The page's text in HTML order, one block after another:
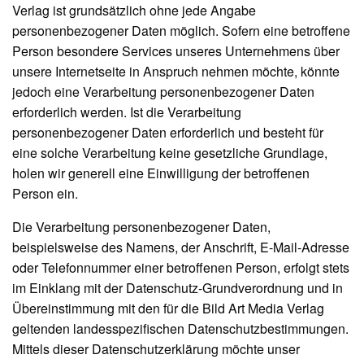
Verlag ist grundsätzlich ohne jede Angabe
personenbezogener Daten möglich. Sofern eine betroffene
Person besondere Services unseres Unternehmens über
unsere Internetseite in Anspruch nehmen möchte, könnte
jedoch eine Verarbeitung personenbezogener Daten
erforderlich werden. Ist die Verarbeitung
personenbezogener Daten erforderlich und besteht für
eine solche Verarbeitung keine gesetzliche Grundlage,
holen wir generell eine Einwilligung der betroffenen
Person ein.
Die Verarbeitung personenbezogener Daten,
beispielsweise des Namens, der Anschrift, E-Mail-Adresse
oder Telefonnummer einer betroffenen Person, erfolgt stets
im Einklang mit der Datenschutz-Grundverordnung und in
Übereinstimmung mit den für die Bild Art Media Verlag
geltenden landesspezifischen Datenschutzbestimmungen.
Mittels dieser Datenschutzerklärung möchte unser